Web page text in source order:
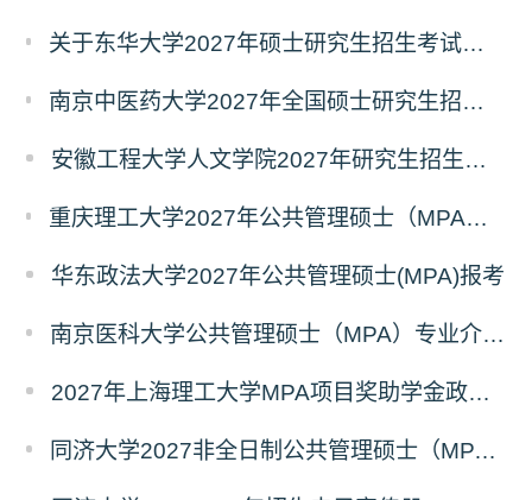
关于东华大学2027年硕士研究生招生考试（初试）招生目录拟调整公告（一）
南京中医药大学2027年全国硕士研究生招生考试初试自命题科目考试内容及参考书目
安徽工程大学人文学院2027年研究生招生简章
重庆理工大学2027年公共管理硕士（MPA）专业学位研究生（双证）报考
华东政法大学2027年公共管理硕士(MPA)报考
南京医科大学公共管理硕士（MPA）专业介绍（2027年）
2027年上海理工大学MPA项目奖助学金政策发布
同济大学2027非全日制公共管理硕士（MPA）奖学金方案